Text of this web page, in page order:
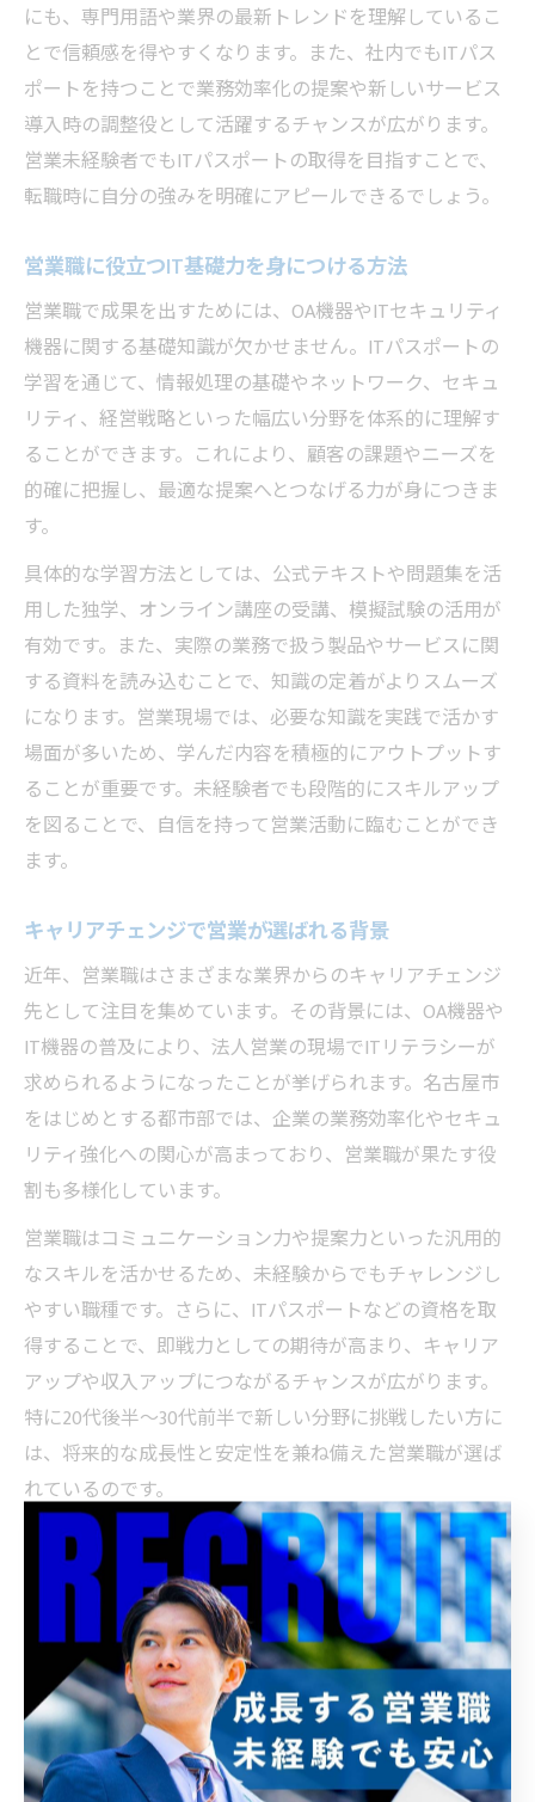
にも、専門用語や業界の最新トレンドを理解しているこ
とで信頼感を得やすくなります。また、社内でもITパス
ポートを持つことで業務効率化の提案や新しいサービス
導入時の調整役として活躍するチャンスが広がります。
営業未経験者でもITパスポートの取得を目指すことで、
転職時に自分の強みを明確にアピールできるでしょう。
営業職に役立つIT基礎力を身につける方法
営業職で成果を出すためには、OA機器やITセキュリティ
機器に関する基礎知識が欠かせません。ITパスポートの
学習を通じて、情報処理の基礎やネットワーク、セキュ
リティ、経営戦略といった幅広い分野を体系的に理解す
ることができます。これにより、顧客の課題やニーズを
的確に把握し、最適な提案へとつなげる力が身につきま
す。
具体的な学習方法としては、公式テキストや問題集を活
用した独学、オンライン講座の受講、模擬試験の活用が
有効です。また、実際の業務で扱う製品やサービスに関
する資料を読み込むことで、知識の定着がよりスムーズ
になります。営業現場では、必要な知識を実践で活かす
場面が多いため、学んだ内容を積極的にアウトプットす
ることが重要です。未経験者でも段階的にスキルアップ
を図ることで、自信を持って営業活動に臨むことができ
ます。
キャリアチェンジで営業が選ばれる背景
近年、営業職はさまざまな業界からのキャリアチェンジ
先として注目を集めています。その背景には、OA機器や
IT機器の普及により、法人営業の現場でITリテラシーが
求められるようになったことが挙げられます。名古屋市
をはじめとする都市部では、企業の業務効率化やセキュ
リティ強化への関心が高まっており、営業職が果たす役
割も多様化しています。
営業職はコミュニケーション力や提案力といった汎用的
なスキルを活かせるため、未経験からでもチャレンジし
やすい職種です。さらに、ITパスポートなどの資格を取
得することで、即戦力としての期待が高まり、キャリア
アップや収入アップにつながるチャンスが広がります。
特に20代後半～30代前半で新しい分野に挑戦したい方に
は、将来的な成長性と安定性を兼ね備えた営業職が選ば
れているのです。
ITパスポートが営業未経験者の味方になる
営業未経験者が新たなキャリアを築く上で、ITパスポー
トは心強い味方となります。資格取得を通じて得た知識
は、OA機器やITセキュリティ機器の提案時に説得力を持
たせ、顧客からの信頼獲得につながります。実際、資格
取得者の中には「商談での説明がスムーズになった」
「顧客から専門的な相談を受けることが増えた」といっ